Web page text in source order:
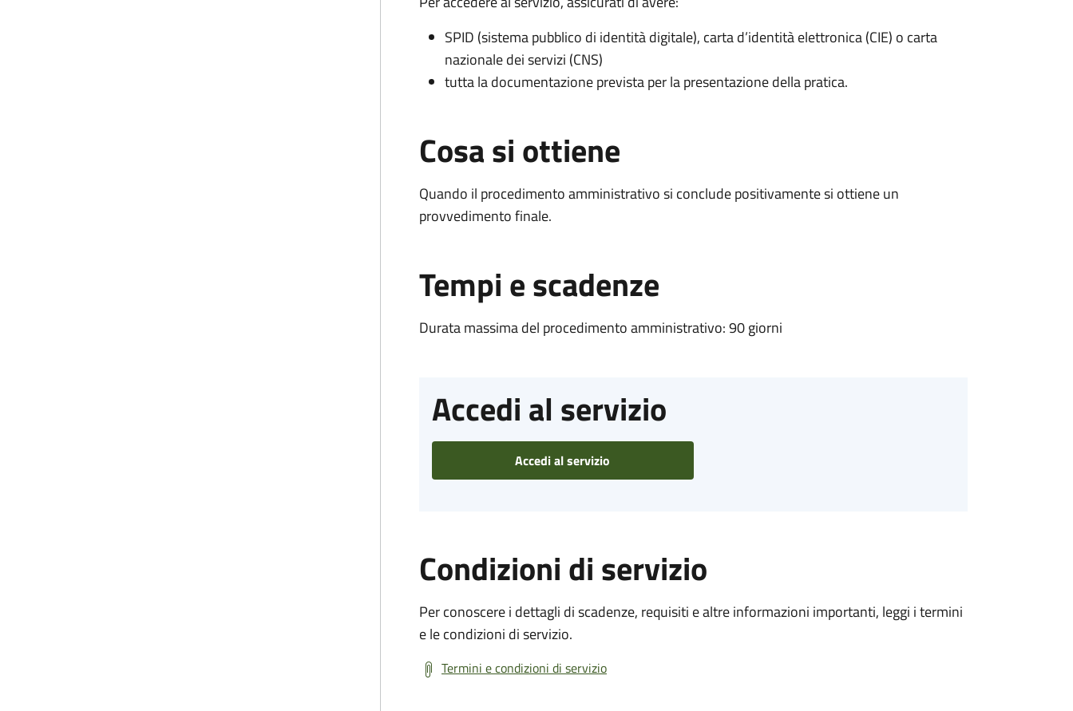
SPID (sistema pubblico di identità digitale), carta d’identità elettronica (CIE) o carta
nazionale dei servizi (CNS)
tutta la documentazione prevista per la presentazione della pratica.
Cosa si ottiene
Quando il procedimento amministrativo si conclude positivamente si ottiene un
provvedimento finale.
Tempi e scadenze
Durata massima del procedimento amministrativo: 90 giorni
Accedi al servizio
Accedi al servizio
Condizioni di servizio
Per conoscere i dettagli di scadenze, requisiti e altre informazioni importanti, leggi i termini
e le condizioni di servizio.
Termini e condizioni di servizio